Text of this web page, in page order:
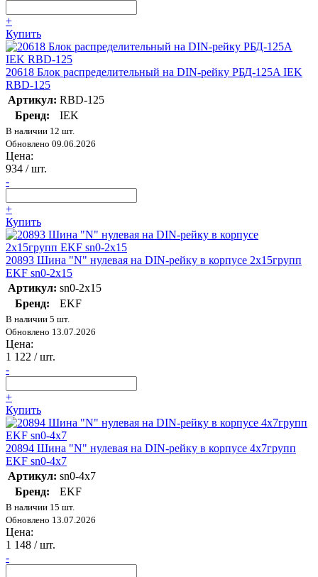
+
Купить
20618 Блок распределительный на DIN-рейку РБД-125A IEK
RBD-125
Артикул: RBD-125
Бренд:
IEK
В наличии 12 шт.
Обновлено 09.06.2026
Цена:
934 / шт.
-
+
Купить
20893 Шина "N" нулевая на DIN-рейку в корпусе 2х15групп
EKF sn0-2x15
Артикул: sn0-2x15
Бренд:
EKF
В наличии 5 шт.
Обновлено 13.07.2026
Цена:
1 122 / шт.
-
+
Купить
20894 Шина "N" нулевая на DIN-рейку в корпусе 4х7групп
EKF sn0-4x7
Артикул: sn0-4x7
Бренд:
EKF
В наличии 15 шт.
Обновлено 13.07.2026
Цена:
1 148 / шт.
-